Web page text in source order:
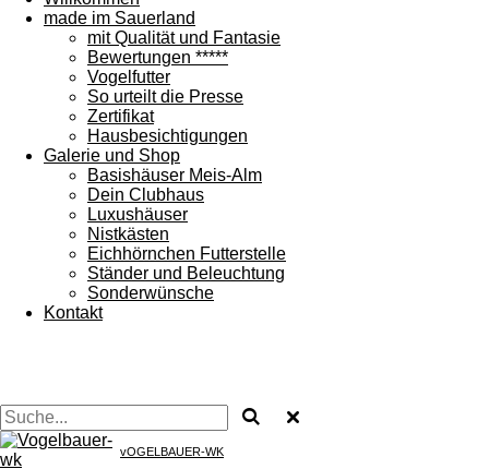
made im Sauerland
mit Qualität und Fantasie
Bewertungen *****
Vogelfutter
So urteilt die Presse
Zertifikat
Hausbesichtigungen
Galerie und Shop
Basishäuser Meis-Alm
Dein Clubhaus
Luxushäuser
Nistkästen
Eichhörnchen Futterstelle
Ständer und Beleuchtung
Sonderwünsche
Kontakt
vOGELBAUER-WK